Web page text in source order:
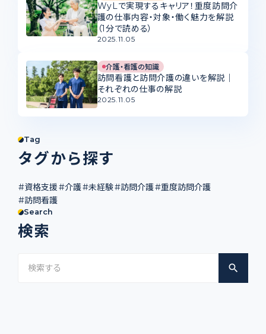
WyLで実現するキャリア！重度訪問介
護の仕事内容・対象・働く魅力を解説
（1分で読める）
2025.11.05
介護・看護の知識
訪問看護と訪問介護の違いを解説｜
それぞれの仕事の解説
2025.11.05
Tag
タグから探す
#資格支援#介護#未経験#訪問介護#重度訪問介護
#訪問看護
Search
検索
search